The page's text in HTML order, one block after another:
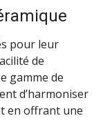
pour leur
de
gamme de
d’harmoniser
en offrant une